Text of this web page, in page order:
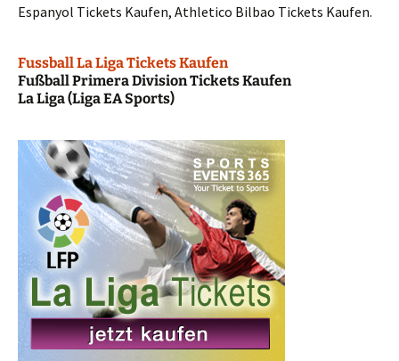
Espanyol Tickets Kaufen, Athletico Bilbao Tickets Kaufen.
Fussball La Liga Tickets Kaufen
Fußball Primera Division Tickets Kaufen
La Liga (Liga EA Sports)